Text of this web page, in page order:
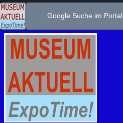
Google Suche im Portal